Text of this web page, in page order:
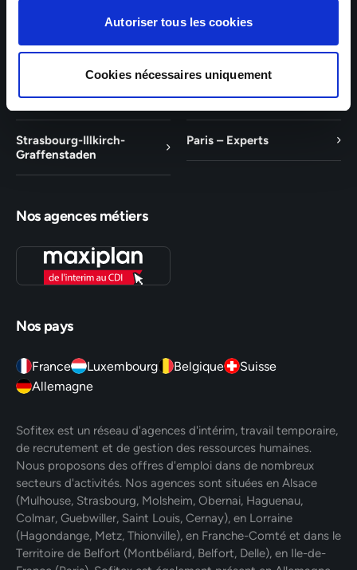
Autoriser tous les cookies
Cookies nécessaires uniquement
Nos agencesNos secteurs d'activitéAide & Contact
Mulhouse – Experts Saint-Louis – Experts
Strasbourg-Illkirch-
Graffenstaden
Paris – Experts
Nos agences métiers
Nos pays
France Luxembourg Belgique
Suisse
Allemagne
Sofitex est un réseau d'agences d'intérim, travail temporaire,
de recrutement et de gestion des ressources humaines.
Nous proposons des offres d'emploi dans de nombreux
secteurs d'activités. Nos agences sont situées en Alsace
(Mulhouse, Strasbourg, Molsheim, Obernai, Haguenau,
Colmar, Guebwiller, Saint Louis, Cernay), en Lorraine
(Hagondange, Metz, Thionville), en Franche-Comté et dans le
Territoire de Belfort (Montbéliard, Belfort, Delle), en Ile-de-